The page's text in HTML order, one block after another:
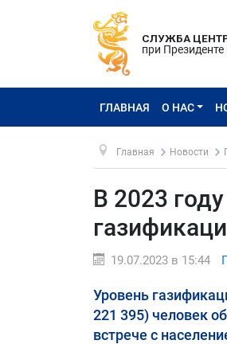
СЛУЖБА
при
ГЛАВНАЯ О НАС
Главная Новости
В 2023
19.07.2023 в 15:44
Уровень
221 395) человек
встрече с